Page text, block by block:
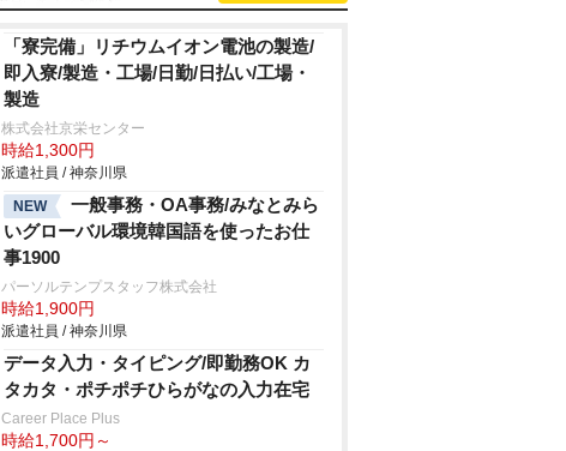
「寮完備」リチウムイオン電池の製造/
即入寮/製造・工場/日勤/日払い/工場・
製造
株式会社京栄センター
時給1,300円
派遣社員 / 神奈川県
NEW
一般事務・OA事務/みなとみら
いグローバル環境韓国語を使ったお仕
事1900
パーソルテンプスタッフ株式会社
時給1,900円
派遣社員 / 神奈川県
データ入力・タイピング/即勤務OK カ
タカタ・ポチポチひらがなの入力在宅
Career Place Plus
時給1,700円～